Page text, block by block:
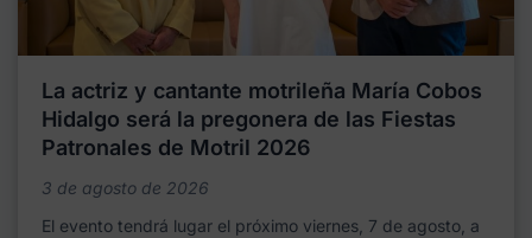
La actriz y cantante motrileña María Cobos
Hidalgo será la pregonera de las Fiestas
Patronales de Motril 2026
3 de agosto de 2026
El evento tendrá lugar el próximo viernes, 7 de agosto, a